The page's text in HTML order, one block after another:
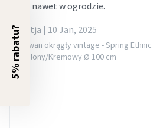
go nawet w ogrodzie.
Katja | 10 Jan, 2025
Dywan okrągły vintage - Spring Ethnic
Zielony/Kremowy Ø 100 cm
5% rabatu?